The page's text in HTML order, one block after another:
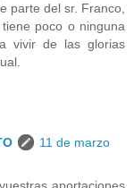
parte del sr. Franco,
poco o ninguna
vivir de las glorias
11 de marzo